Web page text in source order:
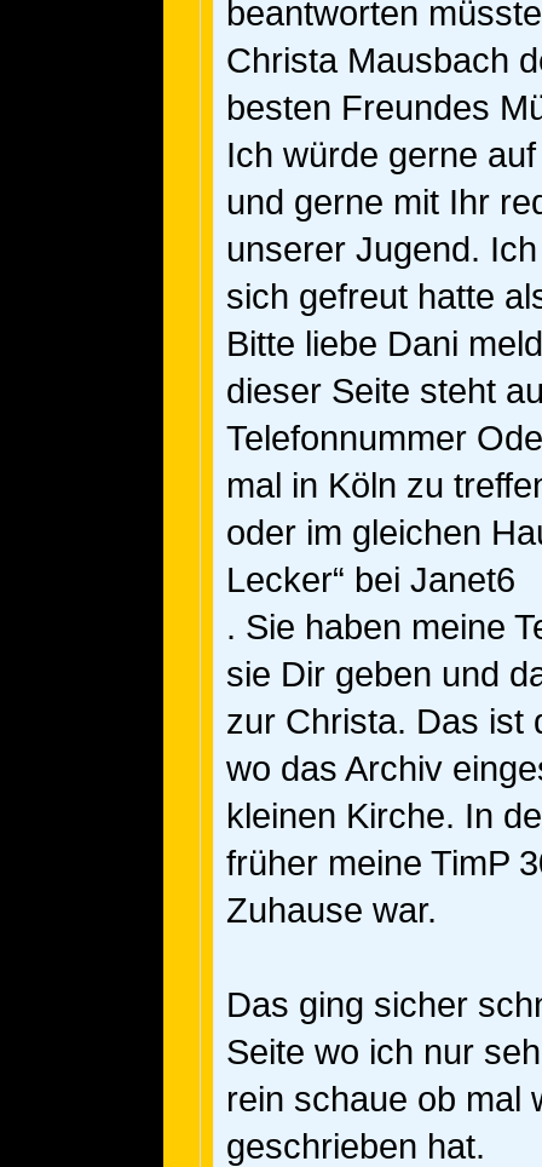
beantworten
Christa Mausbach
besten Freundes
Ich würde gerne
und gerne mit Ihr
unserer Jugend.
sich gefreut hatte
Bitte liebe Dani
dieser Seite steht
Telefonnummer
mal in Köln zu
oder im gleichen
Lecker“ bei Janet6
. Sie haben meine
sie Dir geben und
zur Christa. Das ist
wo das Archiv
kleinen Kirche. In
früher meine TimP
Zuhause war.
Das ging sicher
Seite wo ich nur
rein schaue ob mal
geschrieben hat.